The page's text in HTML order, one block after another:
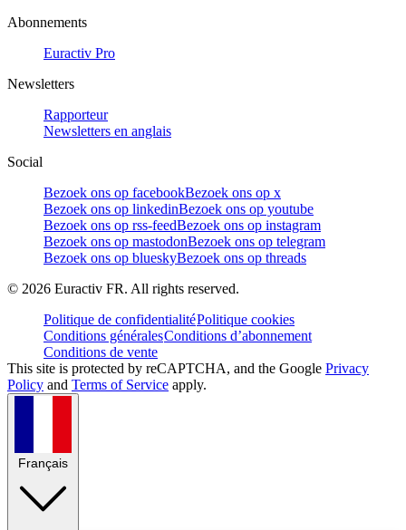
Abonnements
Euractiv Pro
Newsletters
Rapporteur
Newsletters en anglais
Social
Bezoek ons op facebookBezoek ons op x
Bezoek ons op linkedinBezoek ons op youtube
Bezoek ons op rss-feedBezoek ons op instagram
Bezoek ons op mastodonBezoek ons op telegram
Bezoek ons op blueskyBezoek ons op threads
© 2026 Euractiv FR. All rights reserved.
Politique de confidentialitéPolitique cookies
Conditions généralesConditions d’abonnement
Conditions de vente
This site is protected by reCAPTCHA, and the Google Privacy
Policy and Terms of Service apply.
Français